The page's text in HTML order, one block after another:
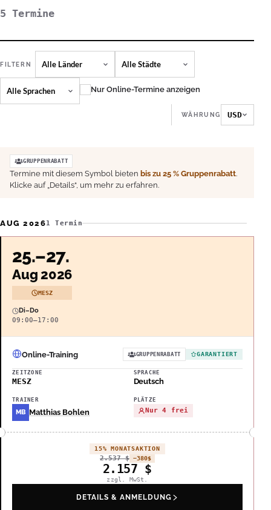
5 Termine
FILTERN
Nur Online-Termine anzeigen
WÄHRUNG USD
GRUPPENRABATT
Termine mit diesem Symbol bieten bis zu 25 % Gruppenrabatt.
Klicke auf „Details“, um mehr zu erfahren.
AUG 20261 Termin
25.–27.
Aug 2026
MESZ
Di–Do
09:00–17:00
Online-Training GRUPPENRABATT GARANTIERT
ZEITZONE
MESZ
SPRACHE
Deutsch
TRAINER
MB Matthias Bohlen
PLÄTZE
Nur 4 frei
15% MONATSAKTION
2.537$ −380$
2.157 $
zzgl. MwSt.
DETAILS & ANMELDUNG